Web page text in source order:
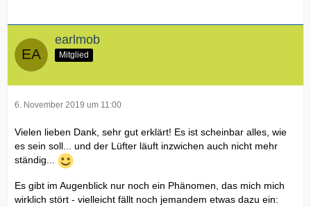
earlmob
Mitglied
6. November 2019 um 11:00
Vielen lieben Dank, sehr gut erklärt! Es ist scheinbar alles, wie
es sein soll... und der Lüfter läuft inzwichen auch nicht mehr
ständig...
Es gibt im Augenblick nur noch ein Phänomen, das mich mich
wirklich stört - vielleicht fällt noch jemandem etwas dazu ein: